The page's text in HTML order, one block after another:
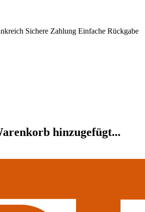
Sichere Zahlung Einfache Rückgabe
hinzugefügt...